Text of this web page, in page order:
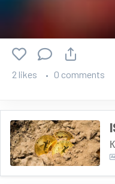
2 likes 0 comments